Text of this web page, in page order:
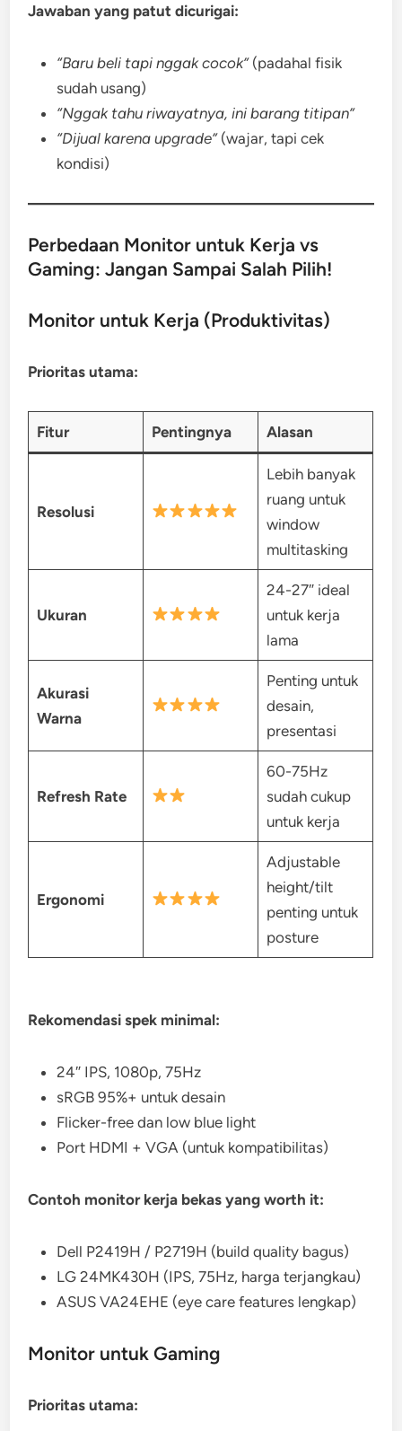
Jawaban yang patut dicurigai:
“Baru beli tapi nggak cocok”(padahal fisik
sudah usang)
“Nggak tahu riwayatnya, ini barang titipan”
“Dijual karena upgrade”(wajar, tapi cek
kondisi)
Perbedaan Monitor untuk Kerja vs
Gaming: Jangan Sampai Salah Pilih!
Monitor untuk Kerja (Produktivitas)
Prioritas utama:
Fitur Pentingnya Alasan
Resolusi
Lebih banyak
ruang untuk
window
multitasking
Ukuran
24-27″ ideal
untuk kerja
lama
Akurasi
Warna
Penting untuk
desain,
presentasi
Refresh Rate
60-75Hz
sudah cukup
untuk kerja
Ergonomi
Adjustable
height/tilt
penting untuk
posture
Rekomendasi spek minimal:
24″ IPS, 1080p, 75Hz
sRGB 95%+ untuk desain
Flicker-free dan low blue light
Port HDMI + VGA (untuk kompatibilitas)
Contoh monitor kerja bekas yang worth it:
Dell P2419H / P2719H (build quality bagus)
LG 24MK430H (IPS, 75Hz, harga terjangkau)
ASUS VA24EHE (eye care features lengkap)
Monitor untuk Gaming
Prioritas utama: